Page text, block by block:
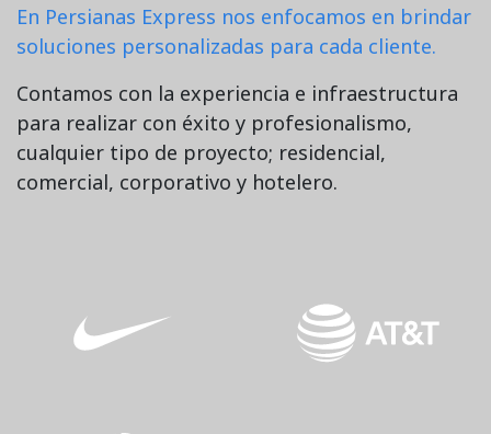
En Persianas Express nos enfocamos en brindar
soluciones personalizadas para cada cliente.
Contamos con la experiencia e infraestructura
para realizar con éxito y profesionalismo,
cualquier tipo de proyecto; residencial,
comercial, corporativo y hotelero.